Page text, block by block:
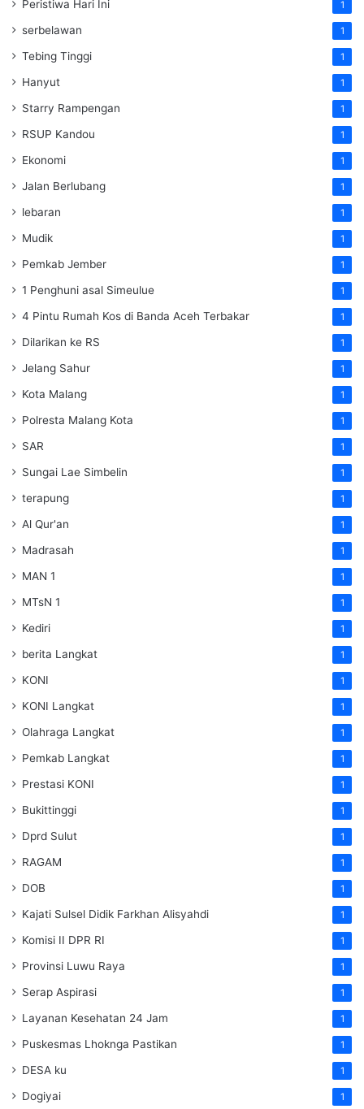
Peristiwa Hari Ini 1
serbelawan 1
Tebing Tinggi 1
Hanyut 1
Starry Rampengan 1
RSUP Kandou 1
Ekonomi 1
Jalan Berlubang 1
lebaran 1
Mudik 1
Pemkab Jember 1
1 Penghuni asal Simeulue 1
4 Pintu Rumah Kos di Banda Aceh Terbakar 1
Dilarikan ke RS 1
Jelang Sahur 1
Kota Malang 1
Polresta Malang Kota 1
SAR 1
Sungai Lae Simbelin 1
terapung 1
Al Qur'an 1
Madrasah 1
MAN 1 1
MTsN 1 1
Kediri 1
berita Langkat 1
KONI 1
KONI Langkat 1
Olahraga Langkat 1
Pemkab Langkat 1
Prestasi KONI 1
Bukittinggi 1
Dprd Sulut 1
RAGAM 1
DOB 1
Kajati Sulsel Didik Farkhan Alisyahdi 1
Komisi II DPR RI 1
Provinsi Luwu Raya 1
Serap Aspirasi 1
Layanan Kesehatan 24 Jam 1
Puskesmas Lhoknga Pastikan 1
DESA ku 1
Dogiyai 1